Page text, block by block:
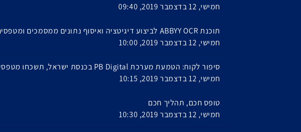
חמישי, 12 בדצמבר 2019, 09:40
תוכנת ABBYY OCR לביצוע דיגיטציה ואיסוף נתונים ממסמכים ומטפסים
חמישי, 12 בדצמבר 2019, 10:00
סיפור לקוח: הטמעת מערכת PB Digital בכנסת ישראל, תשכחו מטפסים חכמים. הטפסים שלנו גאונים!
חמישי, 12 בדצמבר 2019, 10:15
טופס חכם, תהליך חכם
חמישי, 12 בדצמבר 2019, 10:30